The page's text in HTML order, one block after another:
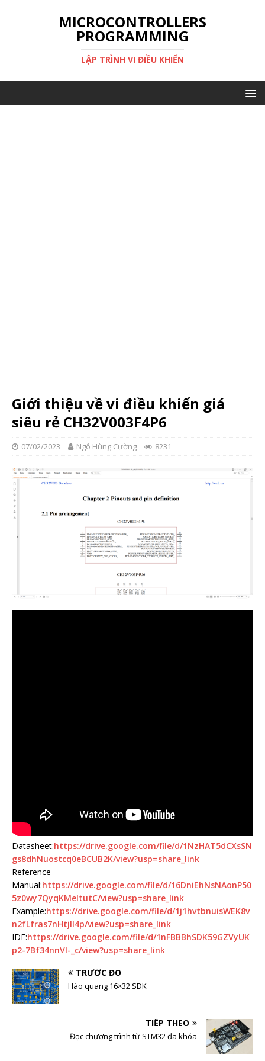
MICROCONTROLLERS
PROGRAMMING
LẬP TRÌNH VI ĐIỀU KHIỂN
Giới thiệu về vi điều khiển giá
siêu rẻ CH32V003F4P6
07/02/2023 Ngô Hùng Cường 8231
Datasheet:https://drive.google.com/file/d/1NzHAT5dCXsSN
gs8dhNuostcq0eBCUB2K/view?usp=share_link
Reference
Manual:https://drive.google.com/file/d/16DniEhNsNAonP50
5z0wy7QyqKMeItutC/view?usp=share_link
Example:https://drive.google.com/file/d/1j1hvtbnuisWEK8v
n2fLfras7nHtjll4p/view?usp=share_link
IDE:https://drive.google.com/file/d/1nFBBBhSDK59GZVyUK
p2-7Bf34nnVl-_c/view?usp=share_link
TRƯỚC ĐÓ
Hào quang 16×32 SDK
TIẾP THEO
Đọc chương trình từ STM32 đã khóa